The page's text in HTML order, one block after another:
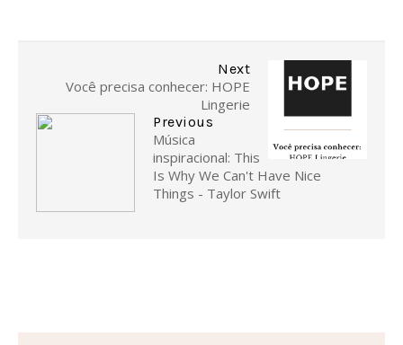
Next
Você precisa conhecer: HOPE
Lingerie
Previous
Música
inspiracional: This
Is Why We Can't Have Nice
Things - Taylor Swift